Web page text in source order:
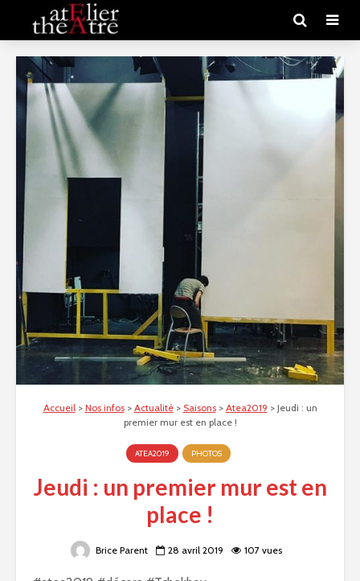
Accueil> Nos infos> Actualité> Saisons> Atea2019 > Jeudi : un
premier mur est en place !
ATEA2019 PHOTOS
Jeudi : un premier mur est en
place !
Brice Parent 28 avril 2019 107 vues